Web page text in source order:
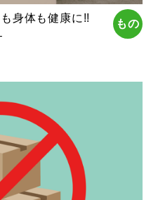
身体も健康に!!
もの